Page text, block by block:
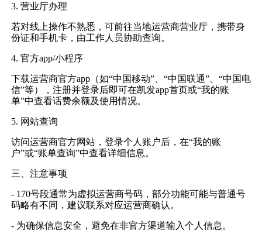
3. 营业厅办理
若对线上操作不熟悉，可前往当地运营商营业厅，携带身
份证和手机卡，由工作人员协助查询。
4. 官方app/小程序
下载运营商官方app（如“中国移动”、“中国联通”、“中国电
信”等），注册并登录后即可在凯发app首页或“我的账
单”中查看话费余额及使用情况。
5. 网站查询
访问运营商官方网站，登录个人账户后，在“我的账
户”或“账单查询”中查看详细信息。
三、注意事项
- 170号段通常为虚拟运营商号码，部分功能可能与普通号
码略有不同，建议联系对应运营商确认。
- 为确保信息安全，避免在非官方渠道输入个人信息。